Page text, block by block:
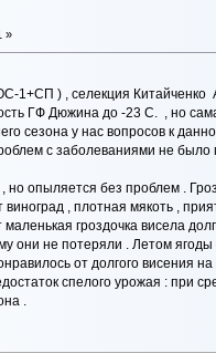
»
1+СП ) , селекция Китайченко
ГФ Дюжина до -23 С. , но
сезона у нас вопросов к
с заболеваниями не было
опыляется без проблем .
виноград , плотная мякоть ,
маленькая гроздочка висела
они не потеряли . Летом
от долгого висения
спелого урожая : при
.